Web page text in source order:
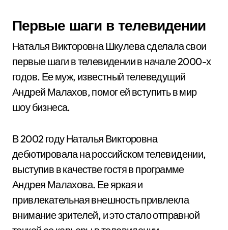
Первые шаги в телевидении
Наталья Викторовна Шкулева сделала свои
первые шаги в телевидении в начале 2000-х
годов. Ее муж, известный телеведущий
Андрей Малахов, помог ей вступить в мир
шоу бизнеса.
В 2002 году Наталья Викторовна
дебютировала на российском телевидении,
выступив в качестве гостя в программе
Андрея Малахова. Ее яркая и
привлекательная внешность привлекла
внимание зрителей, и это стало отправной